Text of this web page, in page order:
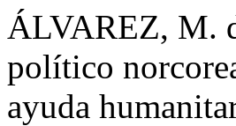
ÁLVAREZ, M.
político
ayuda